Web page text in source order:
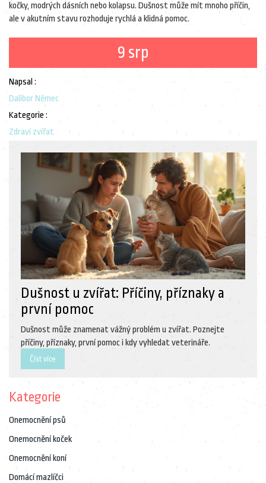
kočky, modrých dásních nebo kolapsu. Dušnost může mít mnoho příčin,
ale v akutním stavu rozhoduje rychlá a klidná pomoc.
9 srp
Napsal :
Dalibor Němec
Kategorie :
Zdraví zvířat
Dušnost u zvířat: Příčiny, příznaky a
první pomoc
Dušnost může znamenat vážný problém u zvířat. Poznejte
příčiny, příznaky, první pomoc i kdy vyhledat veterináře.
Číst více
Kategorie
Onemocnění psů
Onemocnění koček
Onemocnění koní
Domácí mazlíčci